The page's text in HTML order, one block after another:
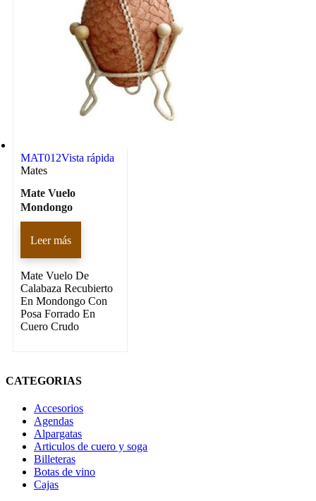
MAT012Vista rápida
Mates
Mate Vuelo
Mondongo
Leer más
Mate Vuelo De
Calabaza Recubierto
En Mondongo Con
Posa Forrado En
Cuero Crudo
CATEGORIAS
Accesorios
Agendas
Alpargatas
Articulos de cuero y soga
Billeteras
Botas de vino
Cajas